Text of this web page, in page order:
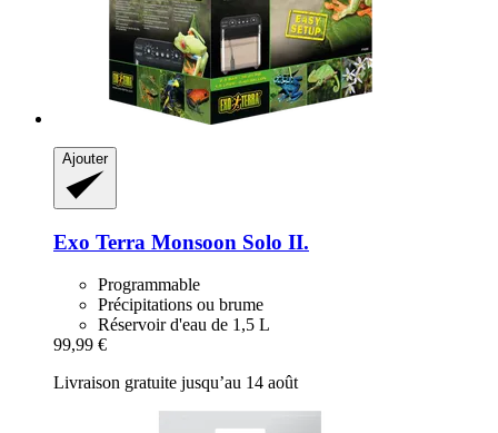
Ajouter
Exo Terra Monsoon Solo II.
Programmable
Précipitations ou brume
Réservoir d'eau de 1,5 L
99,99 €
Livraison gratuite jusqu’au 14 août